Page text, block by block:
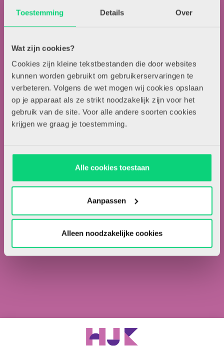
Toestemming Details Over
Wat zijn cookies?
Cookies zijn kleine tekstbestanden die door websites
kunnen worden gebruikt om gebruikerservaringen te
verbeteren. Volgens de wet mogen wij cookies opslaan
op je apparaat als ze strikt noodzakelijk zijn voor het
gebruik van de site. Voor alle andere soorten cookies
krijgen we graag je toestemming.
Alle cookies toestaan
Aanpassen
Alleen noodzakelijke cookies
Nieuwsbrief
Ik ga akkoord met de privacyvoorwaarden.
Ik ben abonnee van HJK.
Adverteren in HJK
Contact